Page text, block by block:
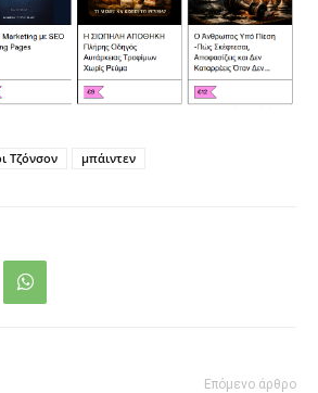
Τζόνσον μπάιντεν
Επόμενο άρθρο